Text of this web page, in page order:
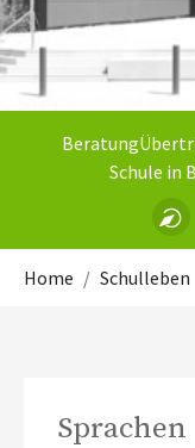
Beratung
Schule in
Home Schulleben
Sprachen